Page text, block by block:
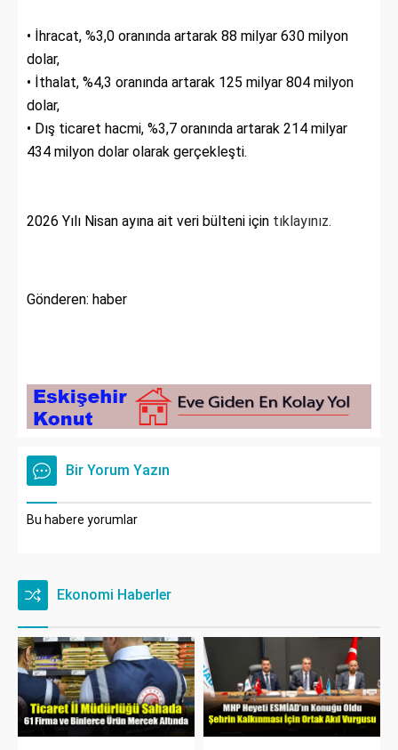
• İhracat, %3,0 oranında artarak 88 milyar 630 milyon
dolar,
• İthalat, %4,3 oranında artarak 125 milyar 804 milyon
dolar,
• Dış ticaret hacmi, %3,7 oranında artarak 214 milyar
434 milyon dolar olarak gerçekleşti.
2026 Yılı Nisan ayına ait veri bülteni için tıklayınız.
Gönderen: haber
Bir Yorum Yazın
Bu habere yorumlar
Ekonomi Haberler